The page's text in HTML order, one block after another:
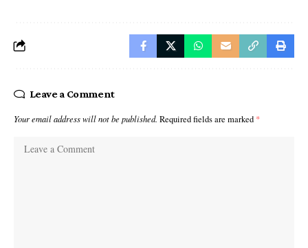
Leave a Comment
Your email address will not be published. Required fields are marked *